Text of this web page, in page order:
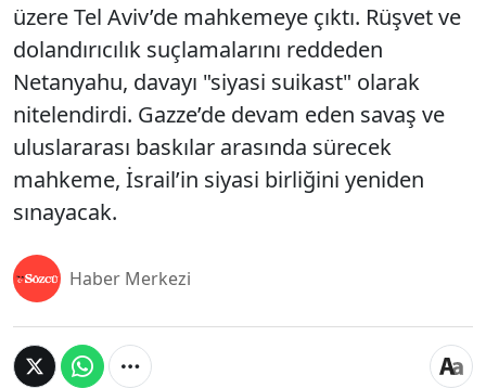
üzere Tel Aviv’de mahkemeye çıktı. Rüşvet ve
dolandırıcılık suçlamalarını reddeden
Netanyahu, davayı "siyasi suikast" olarak
nitelendirdi. Gazze’de devam eden savaş ve
uluslararası baskılar arasında sürecek
mahkeme, İsrail’in siyasi birliğini yeniden
sınayacak.
Haber Merkezi